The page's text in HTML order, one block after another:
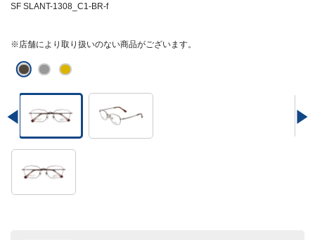
SF SLANT-1308_C1-BR-f
※店舗により取り扱いのない商品がございます。